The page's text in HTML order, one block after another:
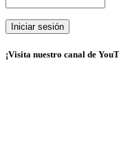
¡Visita nuestro canal de